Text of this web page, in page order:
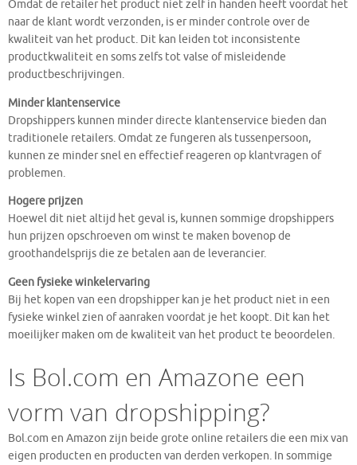
Omdat de retailer het product niet zelf in handen heeft voordat het
naar de klant wordt verzonden, is er minder controle over de
kwaliteit van het product. Dit kan leiden tot inconsistente
productkwaliteit en soms zelfs tot valse of misleidende
productbeschrijvingen.
Minder klantenservice
Dropshippers kunnen minder directe klantenservice bieden dan
traditionele retailers. Omdat ze fungeren als tussenpersoon,
kunnen ze minder snel en effectief reageren op klantvragen of
problemen.
Hogere prijzen
Hoewel dit niet altijd het geval is, kunnen sommige dropshippers
hun prijzen opschroeven om winst te maken bovenop de
groothandelsprijs die ze betalen aan de leverancier.
Geen fysieke winkelervaring
Bij het kopen van een dropshipper kan je het product niet in een
fysieke winkel zien of aanraken voordat je het koopt. Dit kan het
moeilijker maken om de kwaliteit van het product te beoordelen.
Is Bol.com en Amazone een
vorm van dropshipping?
Bol.com en Amazon zijn beide grote online retailers die een mix van
eigen producten en producten van derden verkopen. In sommige